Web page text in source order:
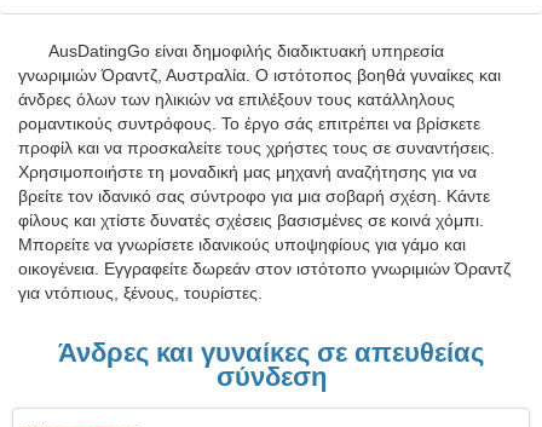
AusDatingGo είναι δημοφιλής διαδικτυακή υπηρεσία
γνωριμιών Όραντζ, Αυστραλία. Ο ιστότοπος βοηθά γυναίκες και
άνδρες όλων των ηλικιών να επιλέξουν τους κατάλληλους
ρομαντικούς συντρόφους. Το έργο σάς επιτρέπει να βρίσκετε
προφίλ και να προσκαλείτε τους χρήστες τους σε συναντήσεις.
Χρησιμοποιήστε τη μοναδική μας μηχανή αναζήτησης για να
βρείτε τον ιδανικό σας σύντροφο για μια σοβαρή σχέση. Κάντε
φίλους και χτίστε δυνατές σχέσεις βασισμένες σε κοινά χόμπι.
Μπορείτε να γνωρίσετε ιδανικούς υποψηφίους για γάμο και
οικογένεια. Εγγραφείτε δωρεάν στον ιστότοπο γνωριμιών Όραντζ
για ντόπιους, ξένους, τουρίστες.
Άνδρες και γυναίκες σε απευθείας
σύνδεση